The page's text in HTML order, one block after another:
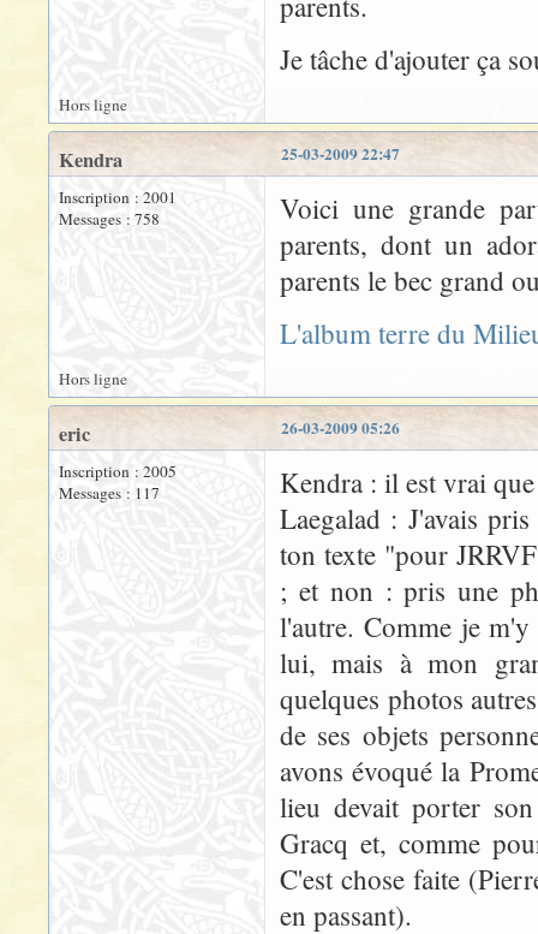
Je tâche d'ajouter ça
Hors ligne
25-03-2009 22:47
Kendra
Inscription : 2001
Messages : 758
Voici une grande
parents, dont un
parents le bec grand
L'album terre du
Hors ligne
26-03-2009 05:26
eric
Inscription : 2005
Messages : 117
Kendra : il est vrai
Laegalad : J'avais
ton texte "pour
; et non : pris une
l'autre. Comme je
lui, mais à mon
quelques photos
de ses objets
avons évoqué la
lieu devait porter
Gracq et, comme
C'est chose faite
en passant).